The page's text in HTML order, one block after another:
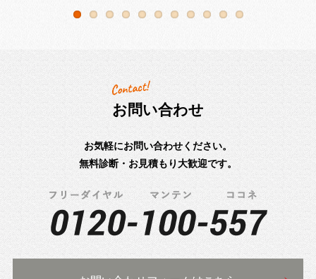
お問い合わせ
お気軽にお問い合わせください。
無料診断・お見積もり大歓迎です。